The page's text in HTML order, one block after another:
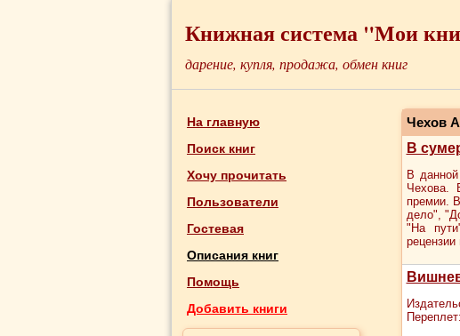
Книжная система "Мои
дарение, купля, продажа, обмен книг
На главную
Поиск книг
Хочу прочитать
Пользователи
Гостевая
Описания книг
Помощь
Добавить книги
Чехов
В
В данной
Чехова.
премии.
дело",
"На